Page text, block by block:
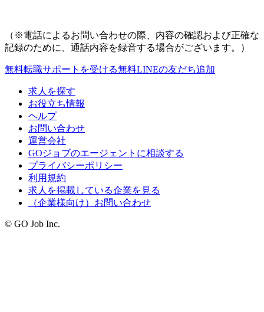
（※電話によるお問い合わせの際、内容の確認および正確な
記録のために、通話内容を録音する場合がございます。）
無料転職サポートを受ける無料LINEの友だち追加
求人を探す
お役立ち情報
ヘルプ
お問い合わせ
運営会社
GOジョブのエージェントに相談する
プライバシーポリシー
利用規約
求人を掲載している企業を見る
（企業様向け）お問い合わせ
© GO Job Inc.